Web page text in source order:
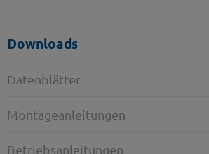
Downloads
Datenblätter
Montageanleitungen
Betriebsanleitungen